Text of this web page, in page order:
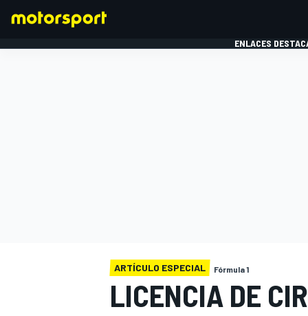
ENLACES
ARTÍCULO ESPECIAL Fórmula 1
LICENCIA DE